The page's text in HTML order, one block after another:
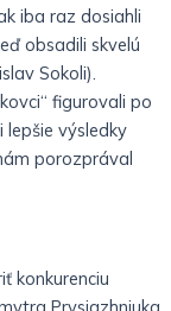
iba raz dosiahli
obsadili skvelú
Sokoli).
figurovali po
lepšie výsledky
porozprával
konkurenciu